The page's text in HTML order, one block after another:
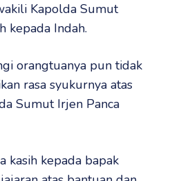
Kapolda Sumut
kepada Indah.
orangtuanya pun tidak
rasa syukurnya atas
Sumut Irjen Panca
kasih kepada bapak